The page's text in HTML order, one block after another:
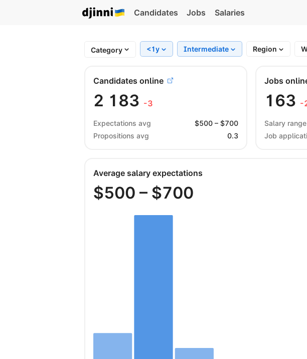
Candidates Jobs Salaries
Category <1y Intermediate Region
Candidates online
2 183 -3
Expectations avg $500 – $700
Propositions avg
0.3
Jobs
163 -
Salary
Job
Average salary expectations
$500 – $700